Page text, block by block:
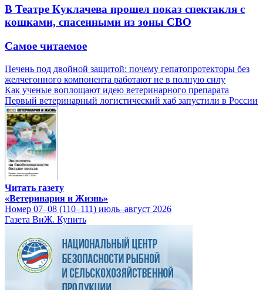
В Театре Куклачева прошел показ спектакля с
кошками, спасенными из зоны СВО
Самое читаемое
Печень под двойной защитой: почему гепатопротекторы без
желчегонного компонента работают не в полную силу
Как ученые воплощают идею ветеринарного препарата
Первый ветеринарный логистический хаб запустили в России
Читать газету
«Ветеринария и Жизнь»
Номер 07–08 (110–111) июль–август 2026
Газета ВиЖ. Купить